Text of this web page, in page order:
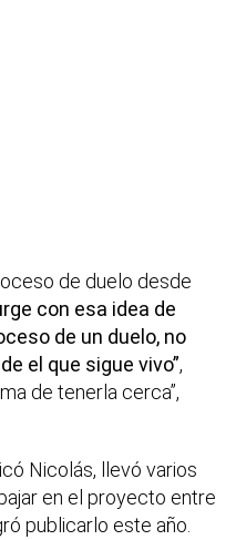
de duelo desde
con esa idea de
de un duelo, no
el que sigue vivo”,
de tenerla cerca”,
Nicolás, llevó varios
en el proyecto entre
publicarlo este año.